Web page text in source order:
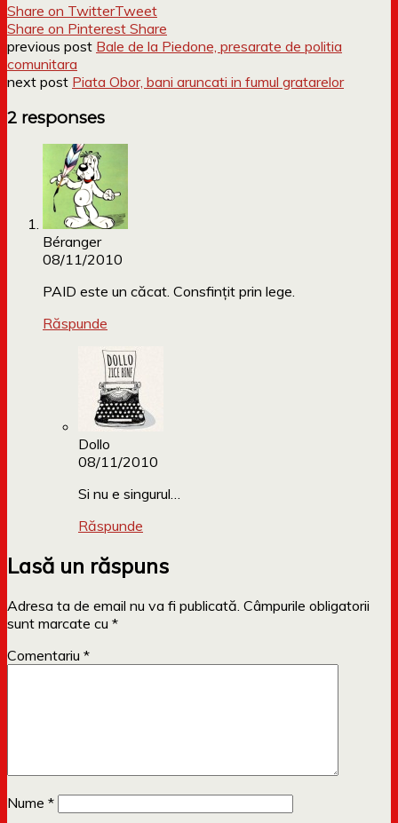
Share on TwitterTweet
Share on Pinterest Share
previous post Bale de la Piedone, presarate de politia
comunitara
next post Piata Obor, bani aruncati in fumul gratarelor
2 responses
Béranger
08/11/2010
PAID este un căcat. Consfinţit prin lege.
Răspunde
Dollo
08/11/2010
Si nu e singurul…
Răspunde
Lasă un răspuns
Adresa ta de email nu va fi publicată. Câmpurile obligatorii
sunt marcate cu *
Comentariu *
Nume *